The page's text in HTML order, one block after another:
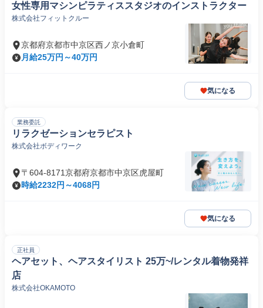
女性専用マシンピラティススタジオのインストラクター
株式会社フィットクルー
京都府京都市中京区西ノ京小倉町
月給25万円～40万円
気になる
業務委託
リラクゼーションセラピスト
株式会社ボディワーク
〒604-8171京都府京都市中京区虎屋町
時給2232円～4068円
気になる
正社員
ヘアセット、ヘアスタイリスト 25万~/レンタル着物発祥
店
株式会社OKAMOTO